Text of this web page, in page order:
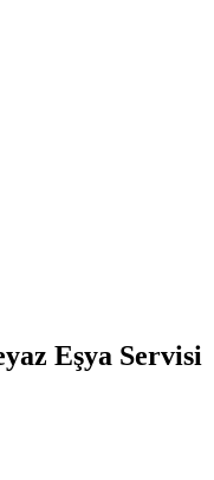
Eşya Servisi